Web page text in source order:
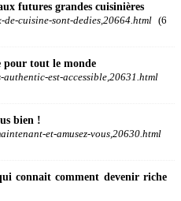
futures grandes cuisinières
cuisine-sont-dedies,20664.html (6
pour tout le monde
est-accessible,20631.html
bien !
et-amusez-vous,20630.html
connait comment devenir riche